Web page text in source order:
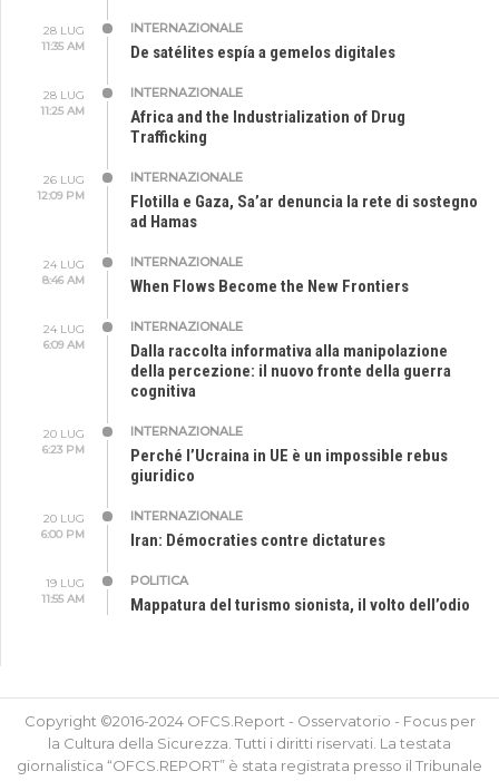
28 LUG
11:35 AM
INTERNAZIONALE
De satélites espía a gemelos digitales
28 LUG
11:25 AM
INTERNAZIONALE
Africa and the Industrialization of Drug
Trafficking
26 LUG
12:09 PM
INTERNAZIONALE
Flotilla e Gaza, Sa’ar denuncia la rete di sostegno
ad Hamas
24 LUG
8:46 AM
INTERNAZIONALE
When Flows Become the New Frontiers
24 LUG
6:09 AM
INTERNAZIONALE
Dalla raccolta informativa alla manipolazione
della percezione: il nuovo fronte della guerra
cognitiva
20 LUG
6:23 PM
INTERNAZIONALE
Perché l’Ucraina in UE è un impossible rebus
giuridico
20 LUG
6:00 PM
INTERNAZIONALE
Iran: Démocraties contre dictatures
19 LUG
11:55 AM
POLITICA
Mappatura del turismo sionista, il volto dell’odio
Copyright ©2016-2024 OFCS.Report - Osservatorio - Focus per
la Cultura della Sicurezza. Tutti i diritti riservati. La testata
giornalistica “OFCS.REPORT” è stata registrata presso il Tribunale